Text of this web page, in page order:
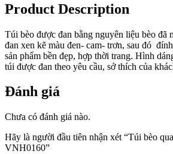
Product Description
Túi bèo được đan bằng nguyên liệu bèo đã
đan xen kẽ màu đen- cam- trơn, sau đó
sản phẩm bền đẹp, hợp thời trang. Hình
túi được đan theo yêu cầu, sở thích của
Đánh giá
Chưa có đánh giá nào.
Hãy là người đầu tiên nhận xét “Túi bèo
VNH0160”